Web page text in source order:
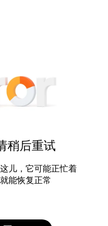
稍后重试
儿，它可能正忙着
能恢复正常